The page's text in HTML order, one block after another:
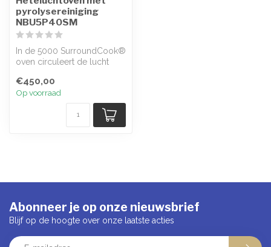
pyrolysereiniging
NBU5P40SM
In de 5000 SurroundCook®
oven circuleert de lucht
gerecht...
€450,00
Op voorraad
Abonneer je op onze nieuwsbrief
Blijf op de hoogte over onze laatste acties